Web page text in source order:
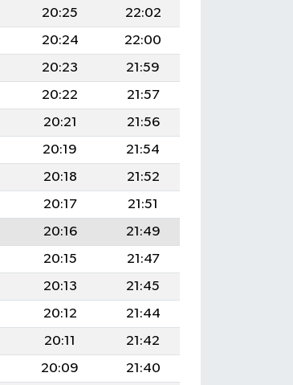
20:25
22:02
20:24
22:00
20:23
21:59
20:22
21:57
20:21
21:56
20:19
21:54
20:18
21:52
20:17
21:51
20:16
21:49
20:15
21:47
20:13
21:45
20:12
21:44
20:11
21:42
20:09
21:40